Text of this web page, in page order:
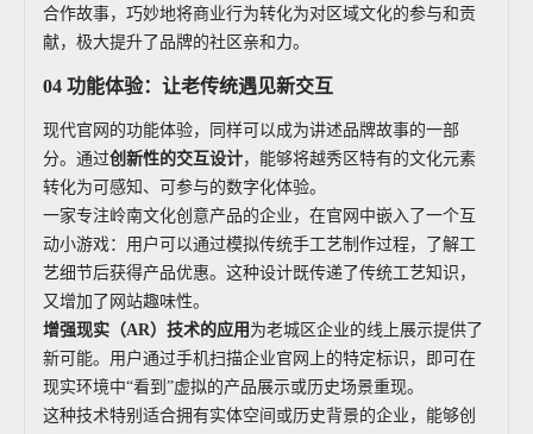
合作故事，巧妙地将商业行为转化为对区域文化的参与和贡
献，极大提升了品牌的社区亲和力。
04 功能体验：让老传统遇见新交互
现代官网的功能体验，同样可以成为讲述品牌故事的一部
分。通过创新性的交互设计，能够将越秀区特有的文化元素
转化为可感知、可参与的数字化体验。
一家专注岭南文化创意产品的企业，在官网中嵌入了一个互
动小游戏：用户可以通过模拟传统手工艺制作过程，了解工
艺细节后获得产品优惠。这种设计既传递了传统工艺知识，
又增加了网站趣味性。
增强现实（AR）技术的应用 为老城区企业的线上展示提供了
新可能。用户通过手机扫描企业官网上的特定标识，即可在
现实环境中“看到”虚拟的产品展示或历史场景重现。
这种技术特别适合拥有实体空间或历史背景的企业，能够创